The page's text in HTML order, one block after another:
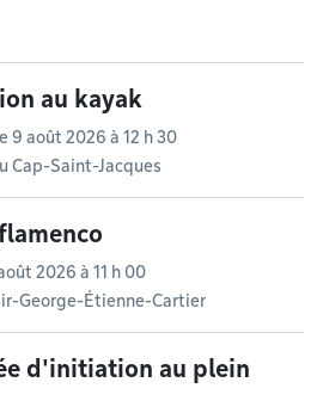
au kayak
9 août 2026 à 12 h 30
Cap-Saint-Jacques
2026 à 11 h 00
George-Étienne-Cartier
d'initiation au plein